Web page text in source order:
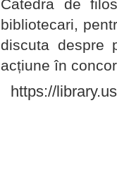
Catedra de
bibliotecari,
discuta despre
acțiune în
https://